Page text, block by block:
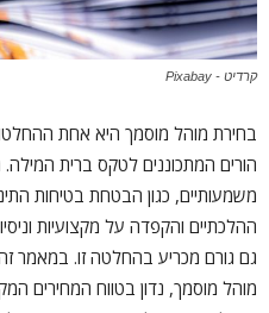
קרדיט - Pixabay
בחירת מוהל מוסמך היא אחת
הורים המתכוננים לטקס ברית
משמעותיים, כגון הבטחת בטיחות
ההלכתיים והקפדה על מקצועיות
גם גורם מכריע בהחלטה זו. במאמר
מוהל מוסמך, נדון בטווח המחירים